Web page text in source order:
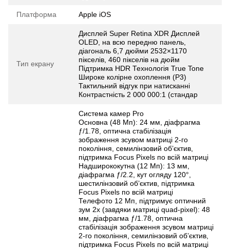
Платформа Apple iOS
Тип екрану
Дисплей Super Retina XDR Дисплей
OLED, на всю передню панель,
діагональ 6,7 дюйми 2532×1170
пікселів, 460 пікселів на дюйм
Підтримка HDR Технологія True Tone
Широке колірне охоплення (P3)
Тактильний відгук при натисканні
Контрастність 2 000 000:1 (стандар
Система камер Pro
Основна (48 Мп): 24 мм, діафрагма
ƒ/1.78, оптична стабілізація
зображення зсувом матриці 2‑го
покоління, семилінзовий об’єктив,
підтримка Focus Pixels по всій матриці
Надширококутна (12 Мп): 13 мм,
діафрагма ƒ/2.2, кут огляду 120°,
шестилінзовий об’єктив, підтримка
Focus Pixels по всій матриці
Телефото 12 Мп, підтримує оптичний
зум 2x (завдяки матриці quad‑pixel): 48
мм, діафрагма ƒ/1.78, оптична
стабілізація зображення зсувом матриці
2‑го покоління, семилінзовий об’єктив,
підтримка Focus Pixels по всій матриці